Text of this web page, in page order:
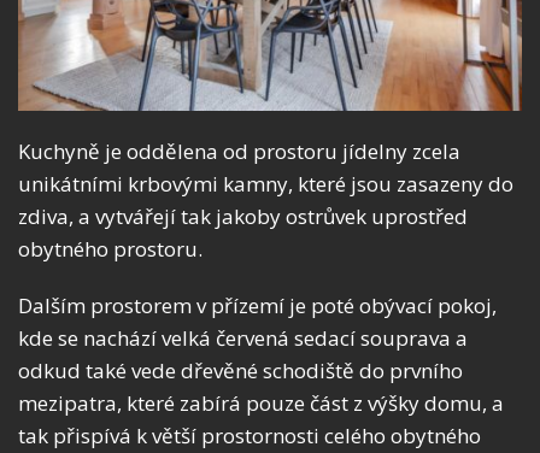
Kuchyně je oddělena od prostoru jídelny zcela
unikátními krbovými kamny, které jsou zasazeny do
zdiva, a vytvářejí tak jakoby ostrůvek uprostřed
obytného prostoru.
Dalším prostorem v přízemí je poté obývací pokoj,
kde se nachází velká červená sedací souprava a
odkud také vede dřevěné schodiště do prvního
mezipatra, které zabírá pouze část z výšky domu, a
tak přispívá k větší prostornosti celého obytného